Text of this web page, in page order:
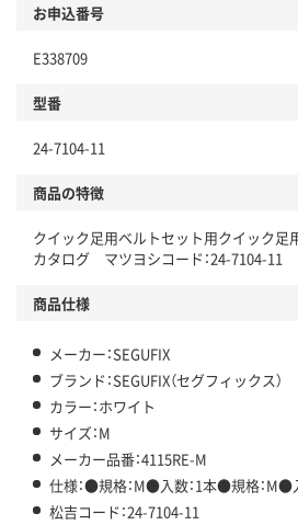
お申込番号
E338709
型番
24-7104-11
商品の特徴
クイック足用ベルトセット用クイック
カタログ マツヨシコード：24-7104-11
商品仕様
メーカー：SEGUFIX
ブランド：SEGUFIX（セグフィックス）
カラー：ホワイト
サイズ：M
メーカー品番：4115RE-M
仕様：●規格：M●入数：1本●規格：M●
松吉コード：24-7104-11